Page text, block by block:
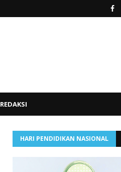
REDAKSI
HARI PENDIDIKAN NASIONAL